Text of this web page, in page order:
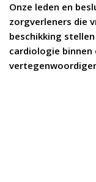
Onze leden en
zorgverleners die
beschikking
cardiologie binnen